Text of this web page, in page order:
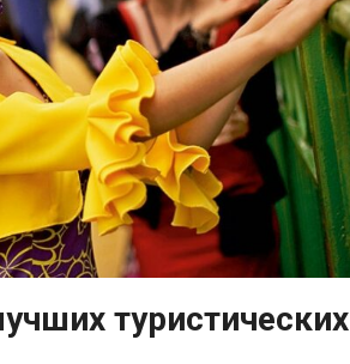
туристических